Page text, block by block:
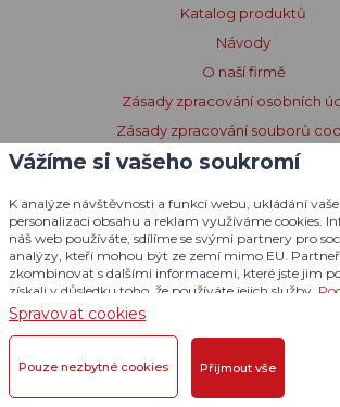
Katalog produktů
Návody
O naší firmě
Zásady zpracování osobních
Zásady zpracování souborů
Poučení o souborech cookies
Licenční podmínky Dogtrace
Vážíme si vašeho soukromí
K analýze návštěvnosti a funkcí webu, ukládání
personalizaci obsahu a reklam využíváme cookies.
náš web používáte, sdílíme se svými partnery pro
analýzy, kteří mohou být ze zemí mimo EU.
zkombinovat s dalšími informacemi, které jste jim
získali v důsledku toho, že používáte jejich služby.
Spravovat cookies
Pouze nezbytné cookies Přijmout vše